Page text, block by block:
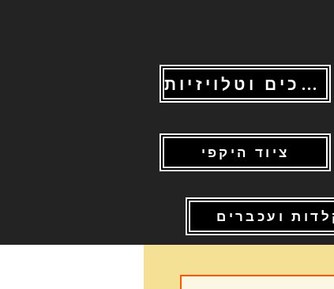
מסכים וטלויזיות
ציוד היקפי
ועכברים